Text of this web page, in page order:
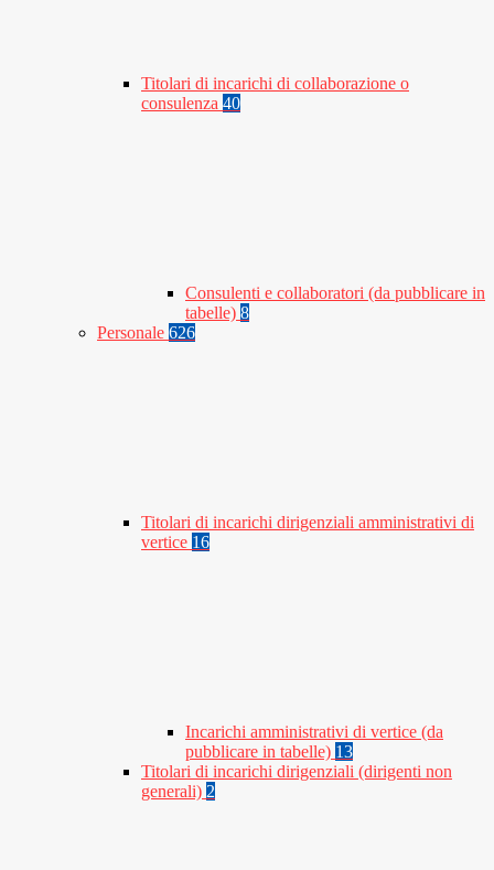
Titolari di incarichi di collaborazione o
consulenza 40
Consulenti e collaboratori (da pubblicare in
tabelle) 8
Personale 626
Titolari di incarichi dirigenziali amministrativi di
vertice 16
Incarichi amministrativi di vertice (da
pubblicare in tabelle) 13
Titolari di incarichi dirigenziali (dirigenti non
generali) 2